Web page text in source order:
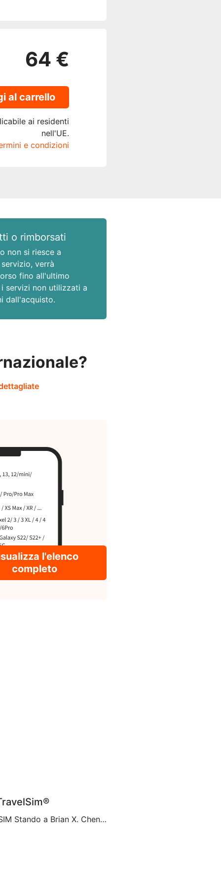
64 €
al carrello
ai residenti
nell'UE.
e condizioni
o rimborsati
non si riesce a
verrà
fino all'ultimo
servizi non utilizzati a
dall'acquisto.
l'elenco
completo
Una nuova era della comunicazione con le schede eSIM Stando a Brian X. Chen, autore principale di tecnologia di consumo presso il New York Times, tra non molto “la scheda SIM fisica non esisterà più“. Ciò pare sia dovuto alla decisione di Apple di eliminare il vassoio della scheda SIM dall’iPhone 14, rendendolo il primo […]